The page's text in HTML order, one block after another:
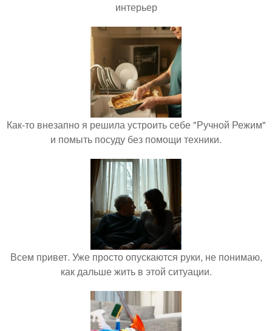
интерьер
Как-то внезапно я решила устроить себе "Ручной Режим"
и помыть посуду без помощи техники.
Всем привет. Уже просто опускаются руки, не понимаю,
как дальше жить в этой ситуации.